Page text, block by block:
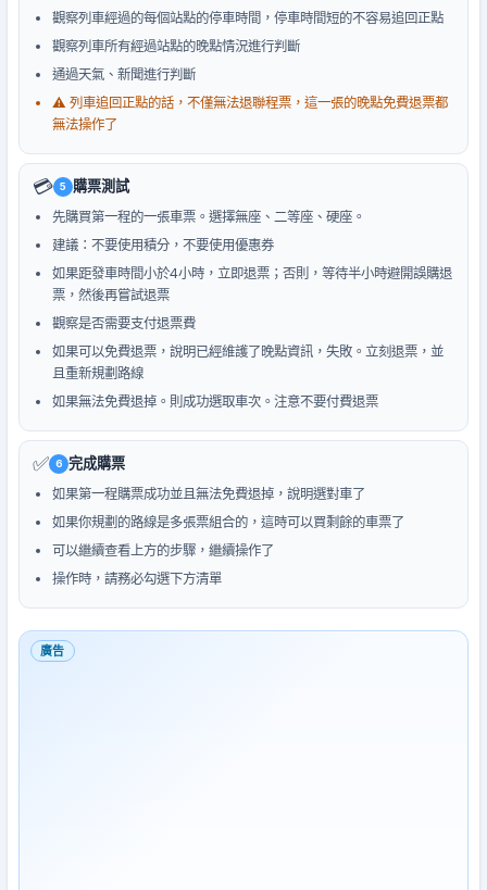
觀察列車經過的每個站點的停車時間，停車時間短的不容易追回正點
觀察列車所有經過站點的晚點情況進行判斷
通過天氣、新聞進行判斷
⚠️ 列車追回正點的話，不僅無法退聯程票，這一張的晚點免費退票都
無法操作了
💳 5 購票測試
先購買第一程的一張車票。選擇無座、二等座、硬座。
建議：不要使用積分，不要使用優惠券
如果距發車時間小於4小時，立即退票；否則，等待半小時避開誤購退
票，然後再嘗試退票
觀察是否需要支付退票費
如果可以免費退票，說明已經維護了晚點資訊，失敗。立刻退票，並
且重新規劃路線
如果無法免費退掉。則成功選取車次。注意不要付費退票
✅ 6 完成購票
如果第一程購票成功並且無法免費退掉，說明選對車了
如果你規劃的路線是多張票組合的，這時可以買剩餘的車票了
可以繼續查看上方的步驟，繼續操作了
操作時，請務必勾選下方清單
廣告